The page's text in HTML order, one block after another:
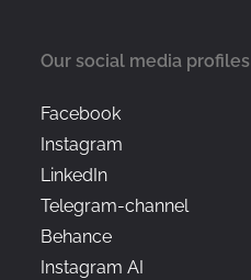
Our social media profiles
Facebook
Instagram
LinkedIn
Telegram-channel
Behance
Instagram AI